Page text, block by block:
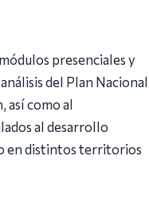
presenciales y
del Plan Nacional
así como al
al desarrollo
en distintos territorios